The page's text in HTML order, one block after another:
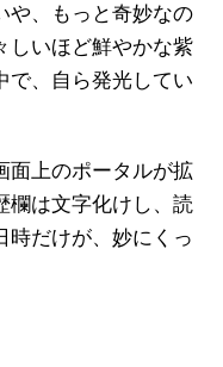
や、もっと奇妙なの
しいほど鮮やかな紫
で、自ら発光してい
面上のポータルが拡
欄は文字化けし、読
時だけが、妙にくっ